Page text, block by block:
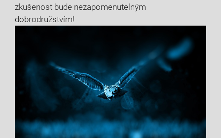
zkušenost bude nezapomenutelným
dobrodružstvím!